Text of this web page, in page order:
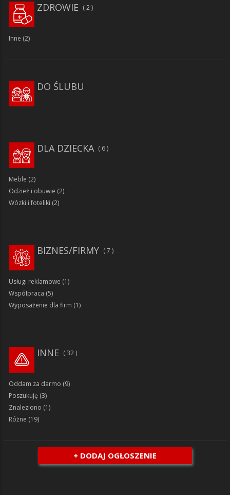
ZDROWIE 2
Inne (2)
DO ŚLUBU
6
DLA DZIECKA
Meble (2)
Odzież i obuwie (2)
Wózki i foteliki (2)
7
BIZNES/FIRMY
Usługi reklamowe (1)
Współpraca (5)
Wyposażenie dla firm (1)
32
INNE
Oddam za darmo (9)
Poszukuję (3)
Znaleziono (1)
Różne (19)
+ DODAJ OGŁOSZENIE